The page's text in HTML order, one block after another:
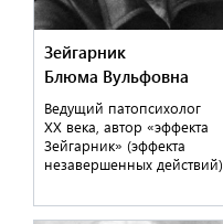
Зейгарник
Блюма Вульфовна
Ведущий патопсихолог
ХХ века, автор «эффекта
Зейгарник» (эффекта
незавершенных действий)